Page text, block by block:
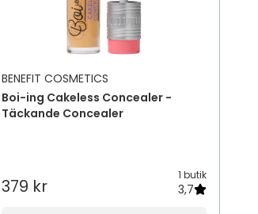
BENEFIT COSMETICS
Boi-ing Cakeless Concealer -
Täckande Concealer
379 kr
1 butik
3,7